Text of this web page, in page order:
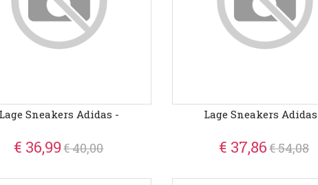
Lage Sneakers Adidas -
€ 36,99€ 40,00
Lage Sneakers
€ 37,86€ 54,08